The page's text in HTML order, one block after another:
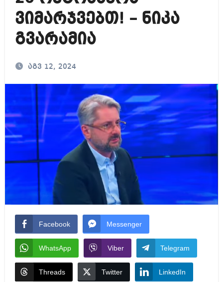
ვიმარჯვებთ! – ნიკა
გვარამია
აგვ 12, 2024
Facebook Messenger
WhatsApp Viber Telegram
Threads Twitter LinkedIn